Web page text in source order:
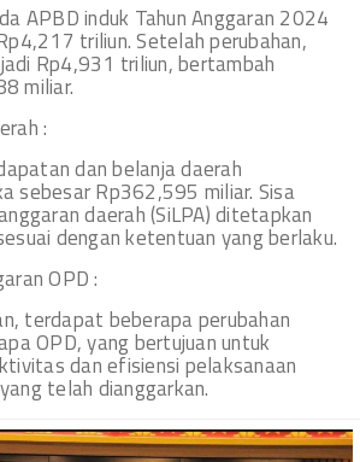
APBD induk Tahun Anggaran 2024
triliun. Setelah perubahan,
Rp4,931 triliun, bertambah
miliar.
:
dan belanja daerah
sebesar Rp362,595 miliar. Sisa
daerah (SiLPA) ditetapkan
dengan ketentuan yang berlaku.
OPD :
terdapat beberapa perubahan
OPD, yang bertujuan untuk
dan efisiensi pelaksanaan
telah dianggarkan.